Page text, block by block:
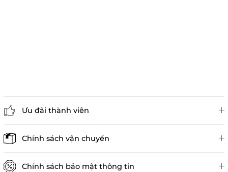
Ưu đãi thành viên
Chính sách vận chuyển
Chính sách bảo mật thông tin